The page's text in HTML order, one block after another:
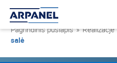
Pagrindinis puslapis » Realizacje
salė